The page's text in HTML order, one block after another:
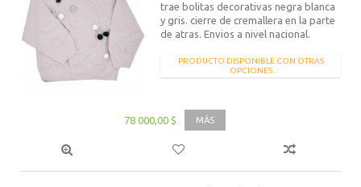
trae bolitas decorativas negra blanca
y gris. cierre de cremallera en la parte
de atras. Envios a nivel nacional.
PRODUCTO DISPONIBLE CON OTRAS
OPCIONES
78 000,00 $ MÁS